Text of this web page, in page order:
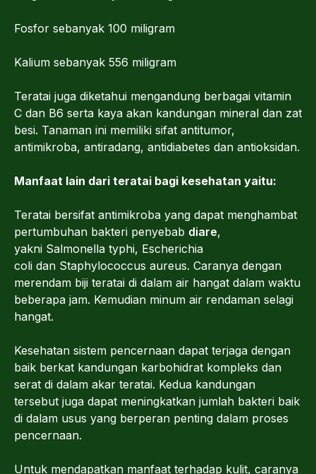
Fosfor sebanyak 100 miligram
Kalium sebanyak 556 miligram
Teratai juga diketahui mengandung berbagai vitamin
C dan B6 serta kaya akan kandungan mineral dan zat
besi. Tanaman ini memiliki sifat antitumor,
antimikroba, antiradang, antidiabetes dan antioksidan.
Manfaat lain dari teratai bagi kesehatan yaitu:
Teratai bersifat antimikroba yang dapat menghambat
pertumbuhan bakteri penyebab diare,
yakni Salmonella typhi, Escherichia
coli dan Staphylococcus aureus. Caranya dengan
merendam biji teratai di dalam air hangat dalam waktu
beberapa jam. Kemudian minum air rendaman selagi
hangat.
Kesehatan sistem pencernaan dapat terjaga dengan
baik berkat kandungan karbohidrat kompleks dan
serat di dalam akar teratai. Kedua kandungan
tersebut juga dapat meningkatkan jumlah bakteri baik
di dalam usus yang berperan penting dalam proses
pencernaan.
Untuk mendapatkan manfaat terhadap kulit, caranya